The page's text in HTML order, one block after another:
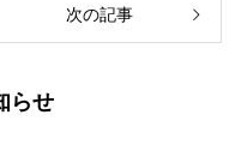
次の記事
らせ